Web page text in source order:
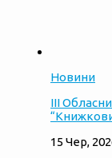
Новини
ІІІ
15 Чер,